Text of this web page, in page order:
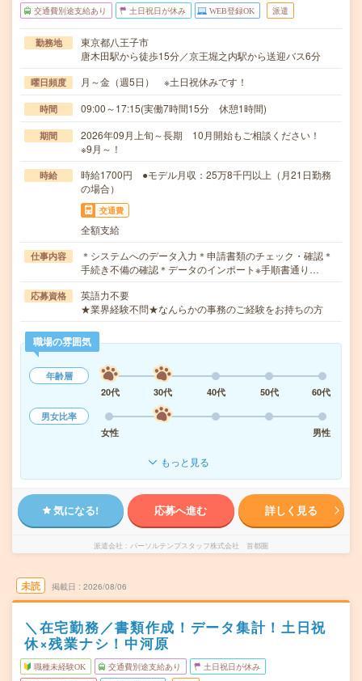
交通費別途支給あり 土日祝日が休み WEB登録OK 派遣
勤務地
東京都八王子市
唐木田駅から徒歩15分／京王堀之内駅から送迎バス6分
曜日頻度 月～金（週5日） ※土日祝休みです！
時間 09:00～17:15(実働7時間15分 休憩1時間)
期間
2026年09月上旬～長期 10月開始もご相談ください！
※9月～！
時給
時給1700円 ●モデル月収：25万8千円以上（月21日勤務
の場合）
交通費
全額支給
仕事内容
＊システムへのデータ入力＊申請書類のチェック・確認＊
手続き不備の確認＊データのインポート※手順書通り…
応募資格
英語力不要
★業界経験不問★なんらかの事務のご経験をお持ちの方
職場の雰囲気
年齢層
20代
30代 40代 50代
60代
男女比率
女性
男性
もっと見る
気になる! 応募へ進む 詳しく見る
派遣会社 パーソルテンプスタッフ株式会社 首都圏
未読 掲載日 2026/08/06
＼在宅勤務／書類作成！データ集計！土日祝
休×残業ナシ！中河原
職種未経験OK 交通費別途支給あり 土日祝日が休み